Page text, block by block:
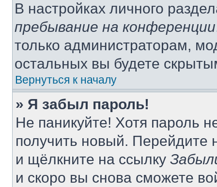
В настройках личного
пребывание на конференции
только администраторам,
остальных вы будете
Вернуться к началу
» Я забыл пароль!
Не паникуйте! Хотя пароль
получить новый. Перейдите
и щёлкните на ссылку
и скоро вы снова сможете